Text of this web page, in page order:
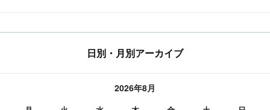
日別・月別アーカイブ
2026年8月